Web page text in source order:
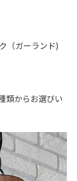
（ガーランド)
類からお選びい